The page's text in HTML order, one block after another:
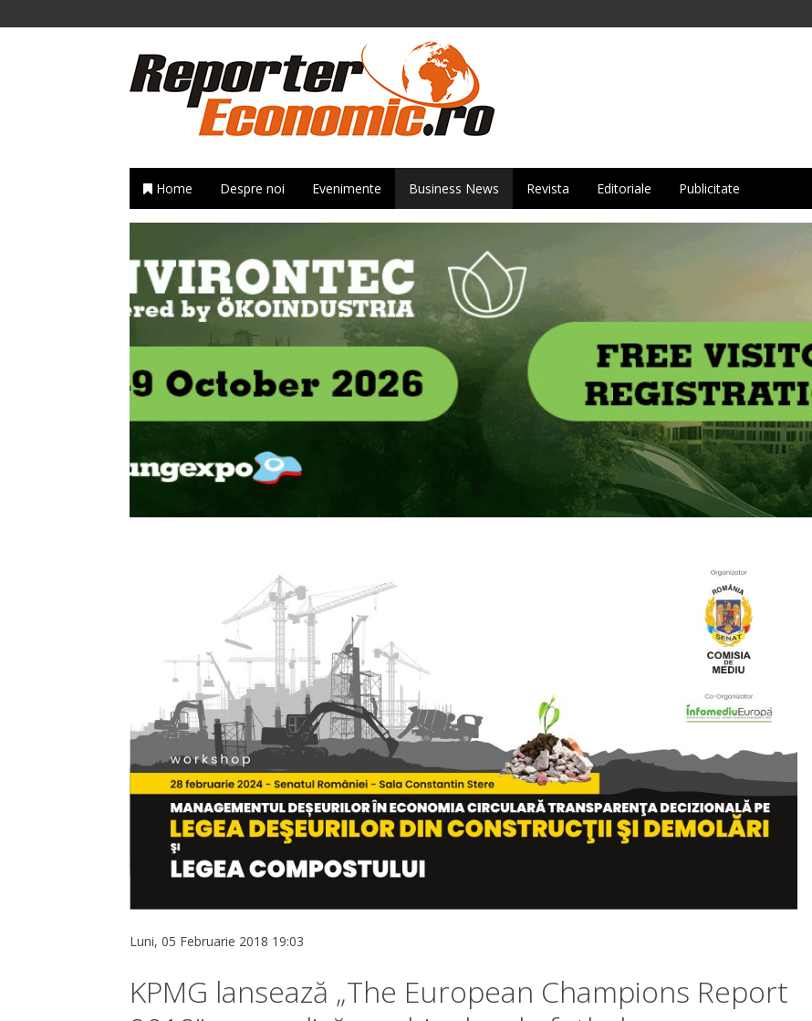
Home Despre noi Evenimente Business News Revista Editoriale Publicitate
Luni, 05 Februarie 2018 19:03
KPMG lansează „The European Champions Report